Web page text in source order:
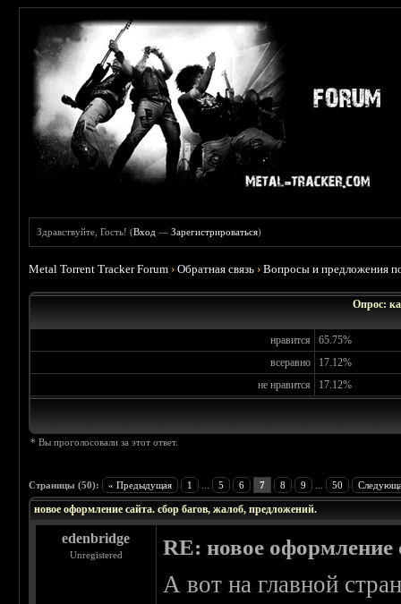
Здравствуйте, Гость! (Вход —Зарегистрироваться)
Metal Torrent Tracker Forum ›Обратная связь ›Вопросы и предложения
Опрос:
нравится
65.75%
всеравно
17.12%
не нравится
17.12%
* Вы проголосовали за этот ответ.
Страницы (50): « Предыдущая 1 5 6 7 8 9 50
новое оформление сайта. сбор багов, жалоб, предложений.
edenbridge
Unregistered RE: новое оформление
А вот на главной